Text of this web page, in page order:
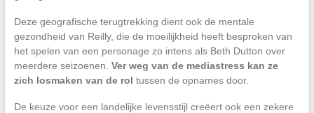
Deze geografische terugtrekking dient ook de mentale
gezondheid van Reilly, die de moeilijkheid heeft besproken van
het spelen van een personage zo intens als Beth Dutton over
meerdere seizoenen. Ver weg van de mediastress kan ze
zich losmaken van de rol tussen de opnames door.
De keuze voor een landelijke levensstijl creëert ook een zekere